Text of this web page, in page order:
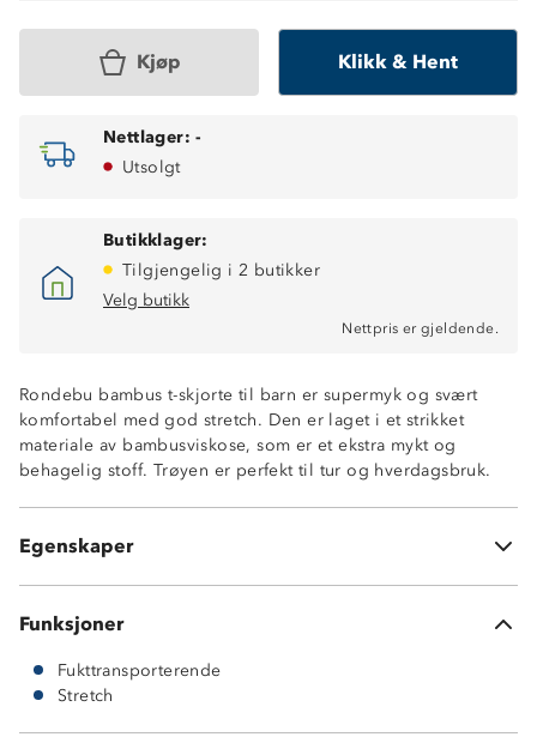
Kjøp Klikk & Hent
Nettlager: -
Utsolgt
Butikklager:
Tilgjengelig i 2 butikker
Velg butikk
Nettpris er gjeldende.
Rondebu bambus t-skjorte til barn er supermyk og svært
komfortabel med god stretch. Den er laget i et strikket
materiale av bambusviskose, som er et ekstra mykt og
behagelig stoff. Trøyen er perfekt til tur og hverdagsbruk.
Egenskaper
95% bambusviskose
Naturlig rynkefrie – ingen stryking
Funksjoner
Fukttransporterende
Stretch